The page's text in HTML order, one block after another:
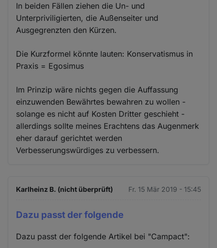
In beiden Fällen ziehen die Un- und
Unterpriviligierten, die Außenseiter und
Ausgegrenzten den Kürzen.
Die Kurzformel könnte lauten: Konservatismus in
Praxis = Egosimus
Im Prinzip wäre nichts gegen die Auffassung
einzuwenden Bewährtes bewahren zu wollen -
solange es nicht auf Kosten Dritter geschieht -
allerdings sollte meines Erachtens das Augenmerk
eher darauf gerichtet werden
Verbesserungswürdiges zu verbessern.
Karlheinz B. (nicht überprüft) Fr. 15 Mär 2019 - 15:45
Dazu passt der folgende
Dazu passt der folgende Artikel bei "Campact":